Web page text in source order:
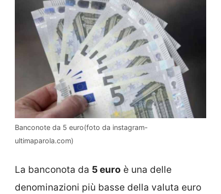
Banconote da 5 euro(foto da instagram-
ultimaparola.com)
La banconota da 5 euro è una delle
denominazioni più basse della valuta euro